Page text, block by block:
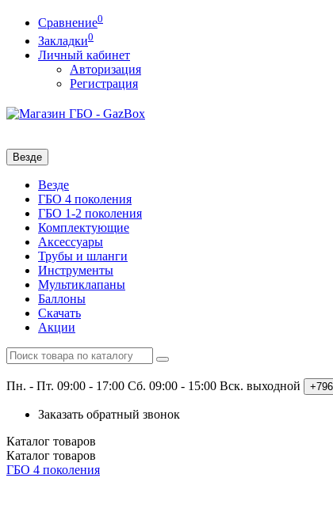
Сравнение0
Закладки0
Личный кабинет
Авторизация
Регистрация
Везде
Везде
ГБО 4 поколения
ГБО 1-2 поколения
Комплектующие
Аксессуары
Трубы и шланги
Инструменты
Мультиклапаны
Баллоны
Скачать
Акции
Пн. - Пт. 09:00 - 17:00 Сб. 09:00 - 15:00 Вск. выходной
Заказать обратный звонок
Каталог товаров
Каталог товаров
ГБО 4 поколения